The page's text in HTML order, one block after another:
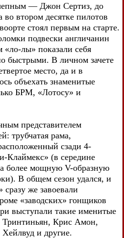
— Джон Сертиз, до
втором десятке пилотов
стоял первым на старте.
подвески англичанин
лы» показали себя
быстрыми. В личном зачете
место, да и в
объехать знаменитые
БРМ, «Лотосу» и
представителем
трубчатая рама,
сзади 4-
Клаймекс» (в середине
более мощную V-образную
В общем сезон удался, и
же завоевали
«заводских» гонщиков
выступали такие именитые
Крис Амон,
и другие.